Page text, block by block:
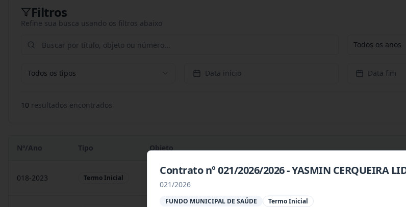
Filtros
Refine sua busca usando os filtros abaixo
Todos os anos
Todos os tipos Data início Data fim
10 resultados encontrados
Nº/Ano Tipo Objeto
018-2023 Termo Inicial Contratação de empresa especializada para prestação de servi
Contrato nº 021/2026/2026 - YASMIN CERQUEIRA
021/2026
FUNDO MUNICIPAL DE SAÚDE Termo Inicial